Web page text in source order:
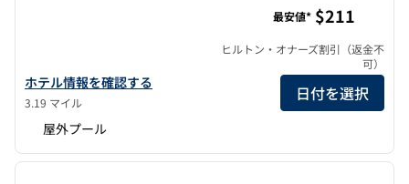
カッサラ・カールスバッド・タペストリー・コレクションbyヒル
ホテル情報を確認する
3.19 マイル
最安値* $211
ヒルトン・オナーズ割引（返金不
可）
日付を選択
屋外プール
1/12
1/12
次の